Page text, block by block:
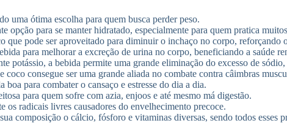
uma ótima escolha para quem busca perder peso.
opção para se manter hidratado, especialmente para quem pratica
pode ser aproveitado para diminuir o inchaço no corpo, reforçando
para melhorar a excreção de urina no corpo, beneficiando a saúde
potássio, a bebida permite uma grande eliminação do excesso de
consegue ser uma grande aliada no combate contra câimbras
para combater o cansaço e estresse do dia a dia.
para quem sofre com azia, enjoos e até mesmo má digestão.
os radicais livres causadores do envelhecimento precoce.
composição o cálcio, fósforo e vitaminas diversas, sendo todos esses